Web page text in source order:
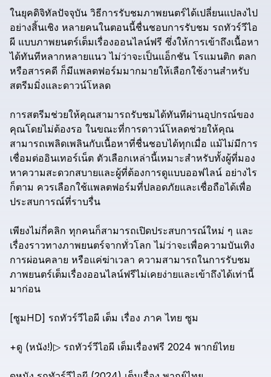
ในยุคดิจิทัลปัจจุบัน วิธีการรับชมภาพยนตร์ได้เปลี่ยนแปลงไป
อย่างสิ้นเชิง หลายคนในตอนนี้ชื่นชอบการรับชม รถทัวร์วีไอ
ผี แบบภาพยนตร์เต็มเรื่องออนไลน์ฟรี ซึ่งให้การเข้าถึงเนื้อหา
ได้ทันทีหลากหลายแนว ไม่ว่าจะเป็นแอ็กชัน โรแมนติก ตลก
หรือสารคดี ก็มีแพลตฟอร์มมากมายให้เลือกใช้งานสำหรับ
สตรีมมิ่งและดาวน์โหลด
การสตรีมช่วยให้คุณสามารถรับชมได้ทันทีผ่านอุปกรณ์ของ
คุณโดยไม่ต้องรอ ในขณะที่การดาวน์โหลดช่วยให้คุณ
สามารถเพลิดเพลินกับเนื้อหาที่ชื่นชอบได้ทุกเมื่อ แม้ไม่มีการ
เชื่อมต่ออินเทอร์เน็ต ตัวเลือกเหล่านี้เหมาะสำหรับทั้งผู้ที่มอง
หาความสะดวกสบายและผู้ที่ต้องการดูแบบออฟไลน์ อย่างไร
ก็ตาม ควรเลือกใช้แพลตฟอร์มที่ปลอดภัยและเชื่อถือได้เพื่อ
ประสบการณ์ที่ราบรื่น
เพียงไม่กี่คลิก ทุกคนก็สามารถเปิดประสบการณ์ใหม่ ๆ และ
เรื่องราวทางภาพยนตร์จากทั่วโลก ไม่ว่าจะเพื่อความบันเทิง
การผ่อนคลาย หรือแค่ฆ่าเวลา ความสามารถในการรับชม
ภาพยนตร์เต็มเรื่องออนไลน์ฟรีไม่เคยง่ายและเข้าถึงได้เท่านี้
มาก่อน
[ซูมHD] รถทัวร์วีไอผี เต็ม เรื่อง ภาค ไทย ซูม
+ดู (หนัง!)▷ รถทัวร์วีไอผี เต็มเรื่องฟรี 2024 พากย์ไทย